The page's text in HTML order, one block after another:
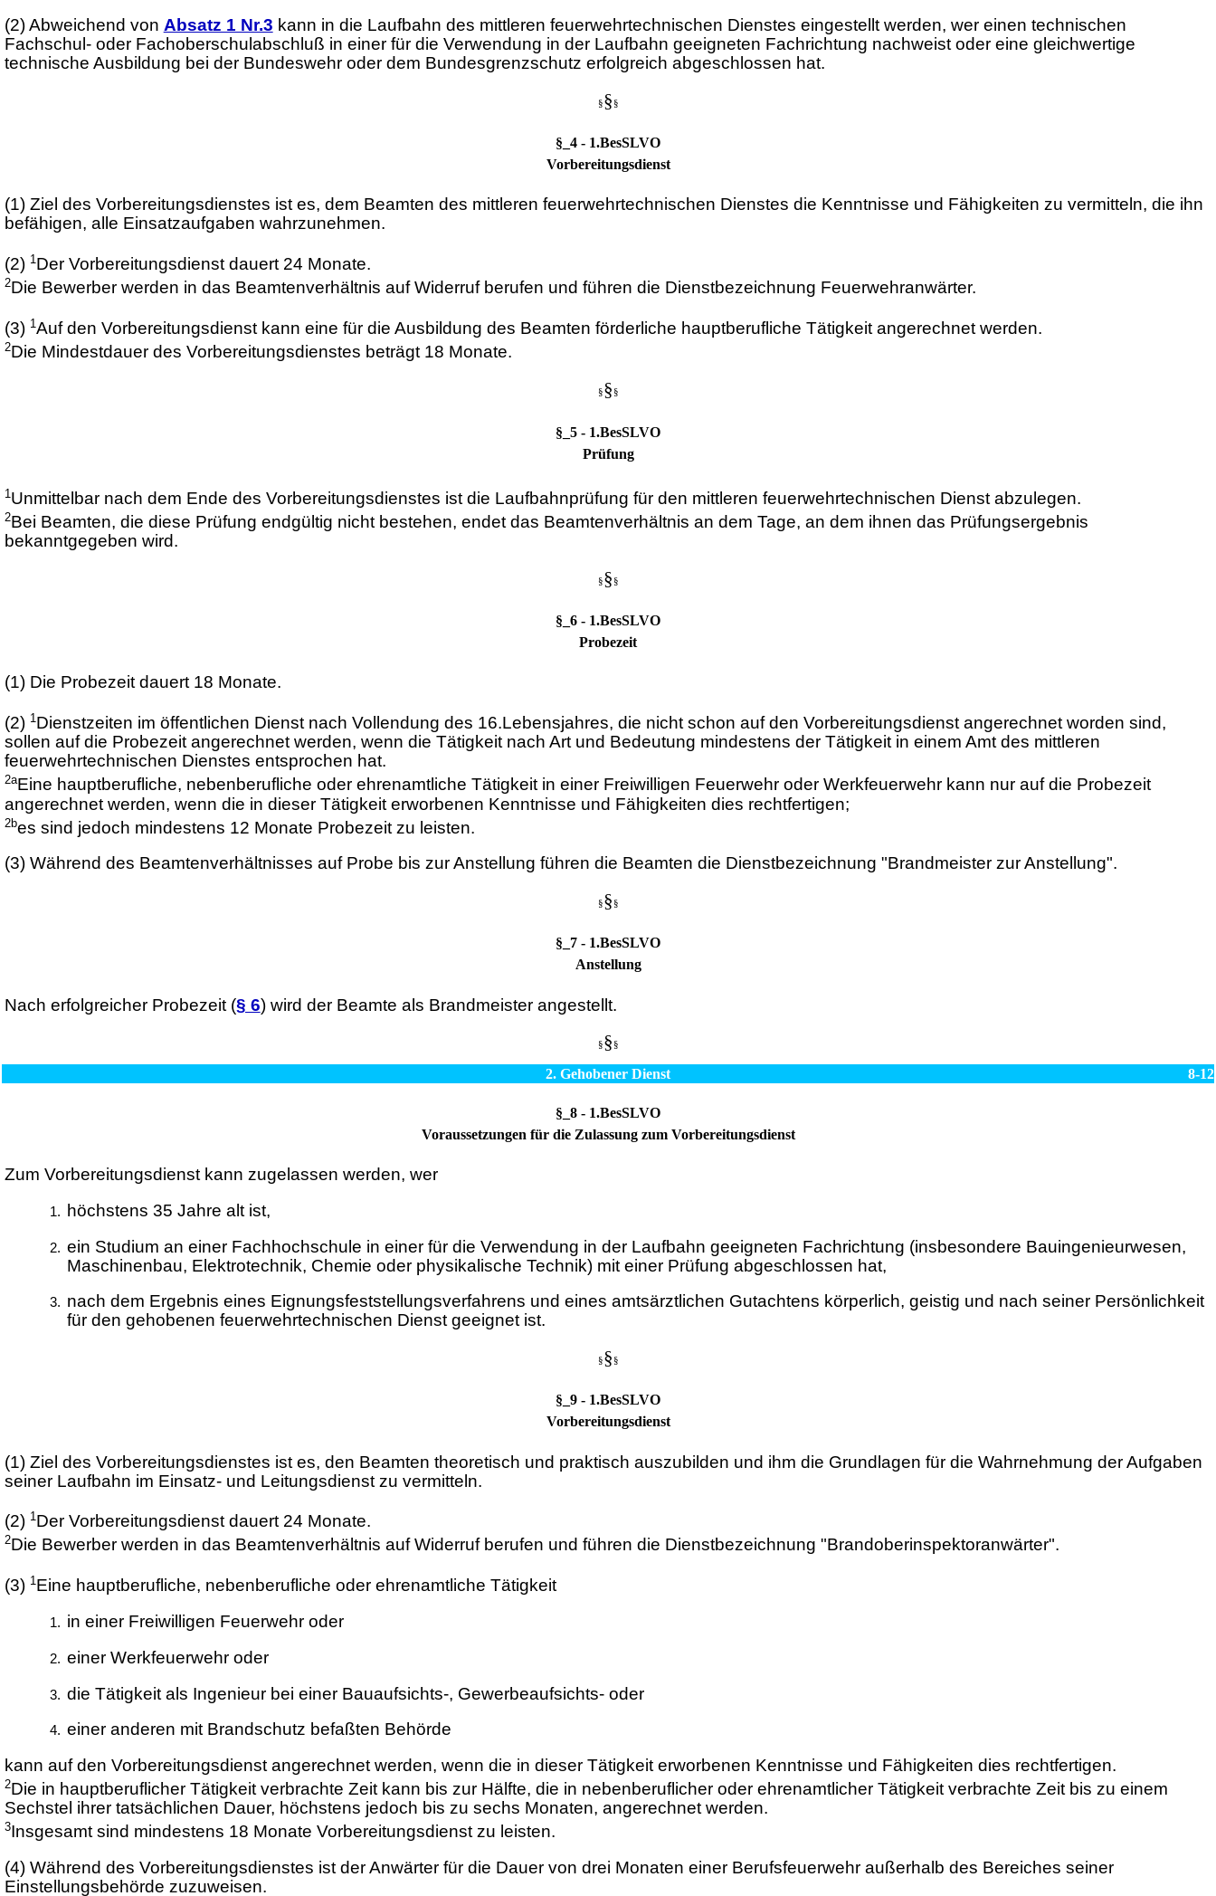
(2) Abweichend von Absatz 1 Nr.3 kann in die Laufbahn des mittleren feuerwehrtechnischen Dienstes eingestellt werden, wer einen technischen
Fachschul- oder Fachoberschulabschluß in einer für die Verwendung in der Laufbahn geeigneten Fachrichtung nachweist oder eine gleichwertige
technische Ausbildung bei der Bundeswehr oder dem Bundesgrenzschutz erfolgreich abgeschlossen hat.
§§ §
§_4 - 1.BesSLVO
Vorbereitungsdienst
(1) Ziel des Vorbereitungsdienstes ist es, dem Beamten des mittleren feuerwehrtechnischen Dienstes die Kenntnisse und Fähigkeiten zu vermitteln, die ihn
befähigen, alle Einsatzaufgaben wahrzunehmen.
(2) 1Der Vorbereitungsdienst dauert 24 Monate.
2Die Bewerber werden in das Beamtenverhältnis auf Widerruf berufen und führen die Dienstbezeichnung Feuerwehranwärter.
(3) 1Auf den Vorbereitungsdienst kann eine für die Ausbildung des Beamten förderliche hauptberufliche Tätigkeit angerechnet werden.
2Die Mindestdauer des Vorbereitungsdienstes beträgt 18 Monate.
§§ §
§_5 - 1.BesSLVO
Prüfung
1Unmittelbar nach dem Ende des Vorbereitungsdienstes ist die Laufbahnprüfung für den mittleren feuerwehrtechnischen Dienst abzulegen.
2Bei Beamten, die diese Prüfung endgültig nicht bestehen, endet das Beamtenverhältnis an dem Tage, an dem ihnen das Prüfungsergebnis
bekanntgegeben wird.
§§ §
§_6 - 1.BesSLVO
Probezeit
(1) Die Probezeit dauert 18 Monate.
(2) 1Dienstzeiten im öffentlichen Dienst nach Vollendung des 16.Lebensjahres, die nicht schon auf den Vorbereitungsdienst angerechnet worden sind,
sollen auf die Probezeit angerechnet werden, wenn die Tätigkeit nach Art und Bedeutung mindestens der Tätigkeit in einem Amt des mittleren
feuerwehrtechnischen Dienstes entsprochen hat.
2aEine hauptberufliche, nebenberufliche oder ehrenamtliche Tätigkeit in einer Freiwilligen Feuerwehr oder Werkfeuerwehr kann nur auf die Probezeit
angerechnet werden, wenn die in dieser Tätigkeit erworbenen Kenntnisse und Fähigkeiten dies rechtfertigen;
2bes sind jedoch mindestens 12 Monate Probezeit zu leisten.
(3) Während des Beamtenverhältnisses auf Probe bis zur Anstellung führen die Beamten die Dienstbezeichnung "Brandmeister zur Anstellung".
§§ §
§_7 - 1.BesSLVO
Anstellung
Nach erfolgreicher Probezeit (§ 6) wird der Beamte als Brandmeister angestellt.
§§ §
2. Gehobener Dienst 8-12
§_8 - 1.BesSLVO
Voraussetzungen für die Zulassung zum Vorbereitungsdienst
Zum Vorbereitungsdienst kann zugelassen werden, wer
höchstens 35 Jahre alt ist,
ein Studium an einer Fachhochschule in einer für die Verwendung in der Laufbahn geeigneten Fachrichtung (insbesondere Bauingenieurwesen,
Maschinenbau, Elektrotechnik, Chemie oder physikalische Technik) mit einer Prüfung abgeschlossen hat,
nach dem Ergebnis eines Eignungsfeststellungsverfahrens und eines amtsärztlichen Gutachtens körperlich, geistig und nach seiner Persönlichkeit
für den gehobenen feuerwehrtechnischen Dienst geeignet ist.
§§ §
§_9 - 1.BesSLVO
Vorbereitungsdienst
(1) Ziel des Vorbereitungsdienstes ist es, den Beamten theoretisch und praktisch auszubilden und ihm die Grundlagen für die Wahrnehmung der Aufgaben
seiner Laufbahn im Einsatz- und Leitungsdienst zu vermitteln.
(2) 1Der Vorbereitungsdienst dauert 24 Monate.
2Die Bewerber werden in das Beamtenverhältnis auf Widerruf berufen und führen die Dienstbezeichnung "Brandoberinspektoranwärter".
(3) 1Eine hauptberufliche, nebenberufliche oder ehrenamtliche Tätigkeit
in einer Freiwilligen Feuerwehr oder
einer Werkfeuerwehr oder
die Tätigkeit als Ingenieur bei einer Bauaufsichts-, Gewerbeaufsichts- oder
einer anderen mit Brandschutz befaßten Behörde
kann auf den Vorbereitungsdienst angerechnet werden, wenn die in dieser Tätigkeit erworbenen Kenntnisse und Fähigkeiten dies rechtfertigen.
2Die in hauptberuflicher Tätigkeit verbrachte Zeit kann bis zur Hälfte, die in nebenberuflicher oder ehrenamtlicher Tätigkeit verbrachte Zeit bis zu einem
Sechstel ihrer tatsächlichen Dauer, höchstens jedoch bis zu sechs Monaten, angerechnet werden.
3Insgesamt sind mindestens 18 Monate Vorbereitungsdienst zu leisten.
(4) Während des Vorbereitungsdienstes ist der Anwärter für die Dauer von drei Monaten einer Berufsfeuerwehr außerhalb des Bereiches seiner
Einstellungsbehörde zuzuweisen.